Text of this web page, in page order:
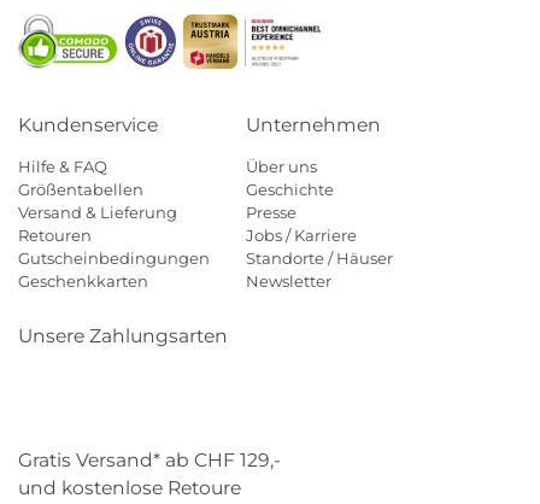
Kundenservice
Hilfe & FAQ
Größentabellen
Versand & Lieferung
Retouren
Gutscheinbedingungen
Geschenkkarten
Unternehmen
Über uns
Geschichte
Presse
Jobs / Karriere
Standorte / Häuser
Newsletter
Unsere Zahlungsarten
Gratis Versand* ab CHF 129,-
und kostenlose Retoure